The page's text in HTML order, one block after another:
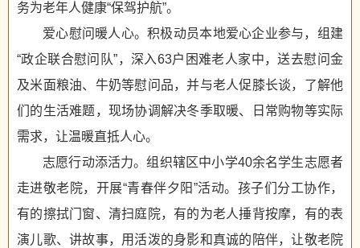
务为老年人健康“保驾护航”。
爱心慰问暖人心。积极动员本地爱心企业参与，组建
“政企联合慰问队”，深入63户困难老人家中，送去慰问金
及米面粮油、牛奶等慰问品，并与老人促膝长谈，了解他
们的生活难题，现场协调解决冬季取暖、日常购物等实际
需求，让温暖直抵人心。
志愿行动添活力。组织辖区中小学40余名学生志愿者
走进敬老院，开展“青春伴夕阳”活动。孩子们分工协作，
有的擦拭门窗、清扫庭院，有的为老人捶背按摩，有的表
演儿歌、讲故事，用活泼的身影和真诚的陪伴，让敬老院